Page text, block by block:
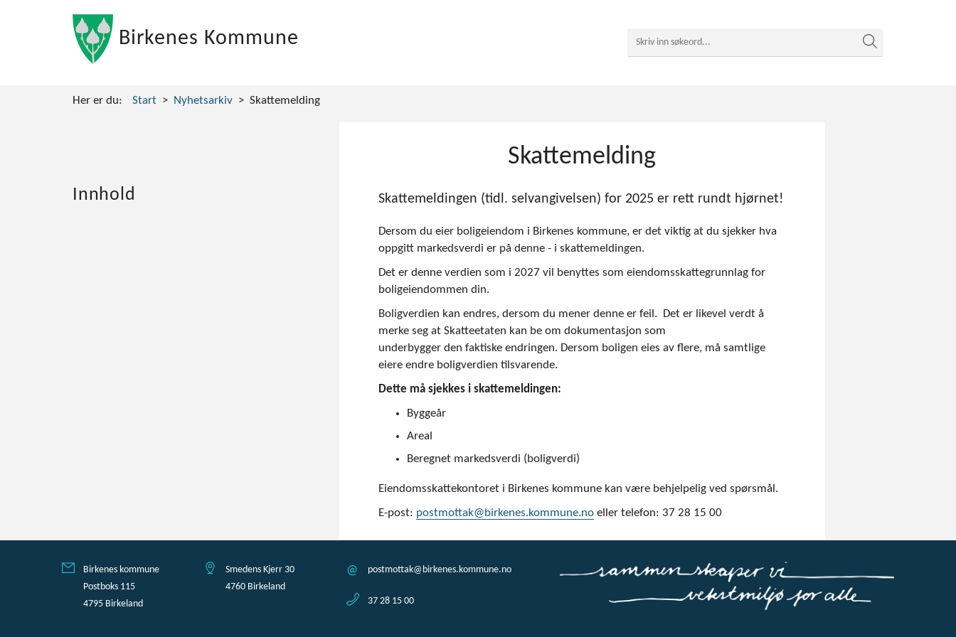
Birkenes Kommune
Her er du: Start Nyhetsarkiv Skattemelding
Skattemelding
Innhold Skattemeldingen (tidl. selvangivelsen) for 2025 er rett rundt hjørnet!
Dersom du eier boligeiendom i Birkenes kommune, er det viktig at du sjekker hva
oppgitt markedsverdi er på denne - i skattemeldingen.
Det er denne verdien som i 2027 vil benyttes som eiendomsskattegrunnlag for
boligeiendommen din.
Boligverdien kan endres, dersom du mener denne er feil. Det er likevel verdt å
merke seg at Skatteetaten kan be om dokumentasjon som
underbygger den faktiske endringen. Dersom boligen eies av flere, må samtlige
eiere endre boligverdien tilsvarende.
Dette må sjekkes i skattemeldingen:
Byggeår
Areal
Beregnet markedsverdi (boligverdi)
Eiendomsskattekontoret i Birkenes kommune kan være behjelpelig ved spørsmål.
E-post: postmottak@birkenes.kommune.no eller telefon: 37 28 15 00
Birkenes kommune
Postboks 115
4795 Birkeland
Smedens Kjerr 30
4760 Birkeland
postmottak@birkenes.kommune.no
37 28 15 00